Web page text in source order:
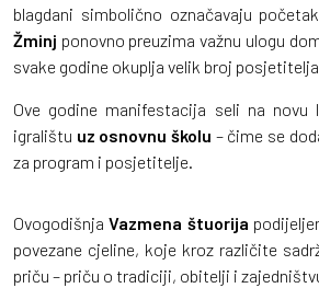
blagdani simbolično označavaju
Žminj ponovno preuzima važnu ulogu
svake godine okuplja velik broj
Ove godine manifestacija seli na
igralištu uz osnovnu školu – čime se
za program i posjetitelje.
OvogodišnjaVazmena štuorija
povezane cjeline, koje kroz različite
priču – priču o tradiciji, obitelji i